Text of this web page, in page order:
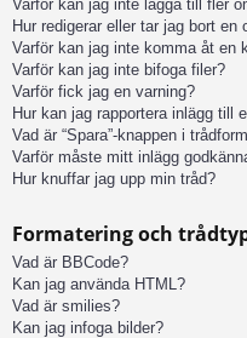
Varför kan jag inte lägga till fler
Hur redigerar eller tar jag bort en
Varför kan jag inte komma åt en
Varför kan jag inte bifoga filer?
Varför fick jag en varning?
Hur kan jag rapportera inlägg till
Vad är “Spara”-knappen i
Varför måste mitt inlägg
Hur knuffar jag upp min tråd?
Formatering och
Vad är BBCode?
Kan jag använda HTML?
Vad är smilies?
Kan jag infoga bilder?